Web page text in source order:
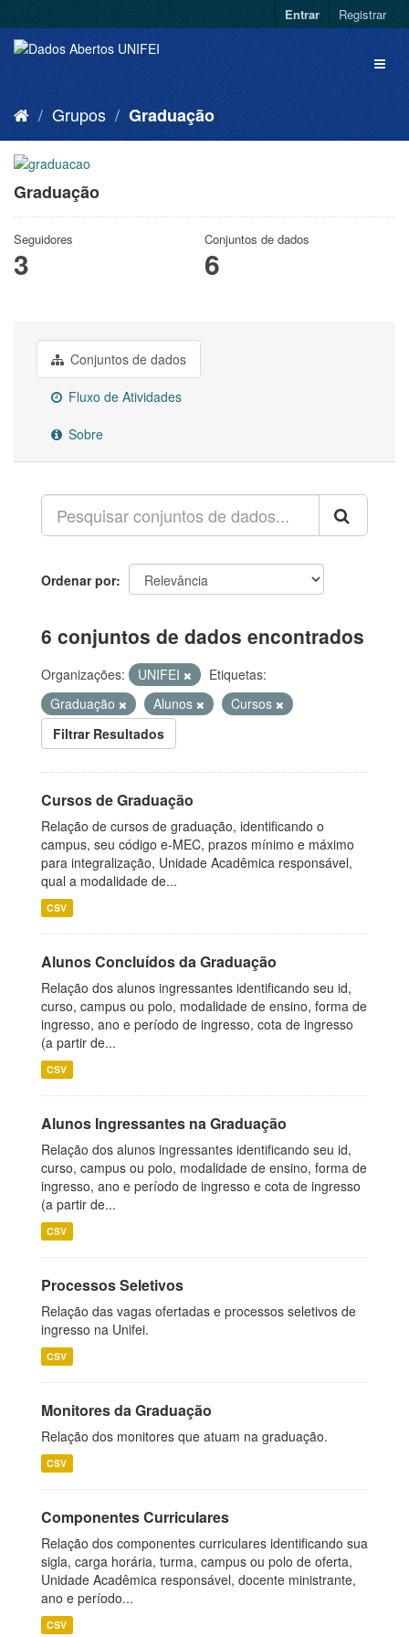
Entrar Registrar
Grupos Graduação
Graduação
Seguidores
3
Conjuntos de dados
6
Conjuntos de dados
Fluxo de Atividades
Sobre
Ordenar por
6 conjuntos de dados encontrados
Organizações: UNIFEI
Etiquetas:
Graduação
Alunos
Cursos
Filtrar Resultados
Cursos de Graduação
Relação de cursos de graduação, identificando o
campus, seu código e-MEC, prazos mínimo e máximo
para integralização, Unidade Acadêmica responsável,
qual a modalidade de...
CSV
Alunos Concluídos da Graduação
Relação dos alunos ingressantes identificando seu id,
curso, campus ou polo, modalidade de ensino, forma de
ingresso, ano e período de ingresso, cota de ingresso
(a partir de...
CSV
Alunos Ingressantes na Graduação
Relação dos alunos ingressantes identificando seu id,
curso, campus ou polo, modalidade de ensino, forma de
ingresso, ano e período de ingresso e cota de ingresso
(a partir de...
CSV
Processos Seletivos
Relação das vagas ofertadas e processos seletivos de
ingresso na Unifei.
CSV
Monitores da Graduação
Relação dos monitores que atuam na graduação.
CSV
Componentes Curriculares
Relação dos componentes curriculares identificando sua
sigla, carga horária, turma, campus ou polo de oferta,
Unidade Acadêmica responsável, docente ministrante,
ano e período...
CSV